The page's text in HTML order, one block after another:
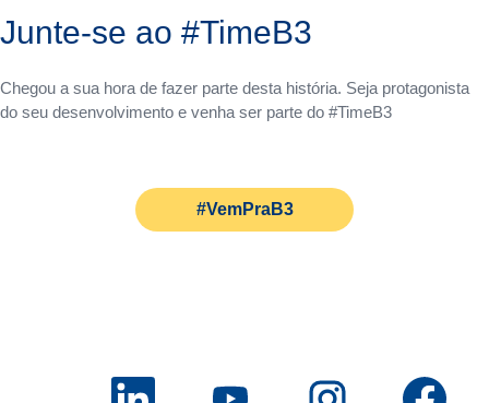
Junte-se ao #TimeB3
Chegou a sua hora de fazer parte desta história. Seja protagonista
do seu desenvolvimento e venha ser parte do #TimeB3
#VemPraB3
A
b